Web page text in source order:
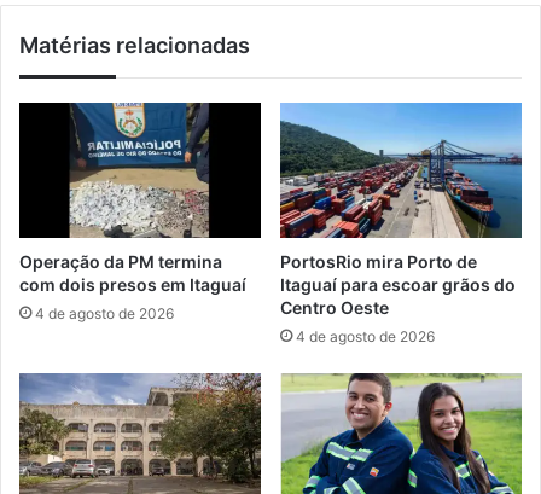
c
p
r
a
a
s
d
e
M
s
u
t
t
i
ç
ã
o
d
Matérias relacionadas
Operação da PM termina
com dois presos em Itaguaí
4 de agosto de 2026
PortosRio mira Porto de
Itaguaí para escoar grãos do
Centro Oeste
4 de agosto de 2026